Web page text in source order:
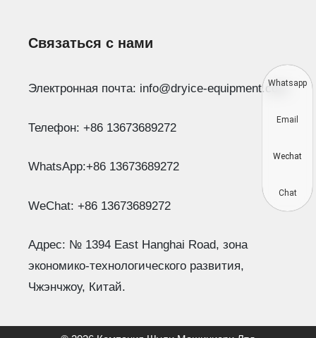
Связаться с нами
Электронная почта: info@dryice-equipment.com
Телефон: +86 13673689272
WhatsApp:+86 13673689272
WeChat: +86 13673689272
Адрес: № 1394 East Hanghai Road, зона
экономико-технологического развития,
Чжэнчжоу, Китай.
Whatsapp
Email
Wechat
Chat